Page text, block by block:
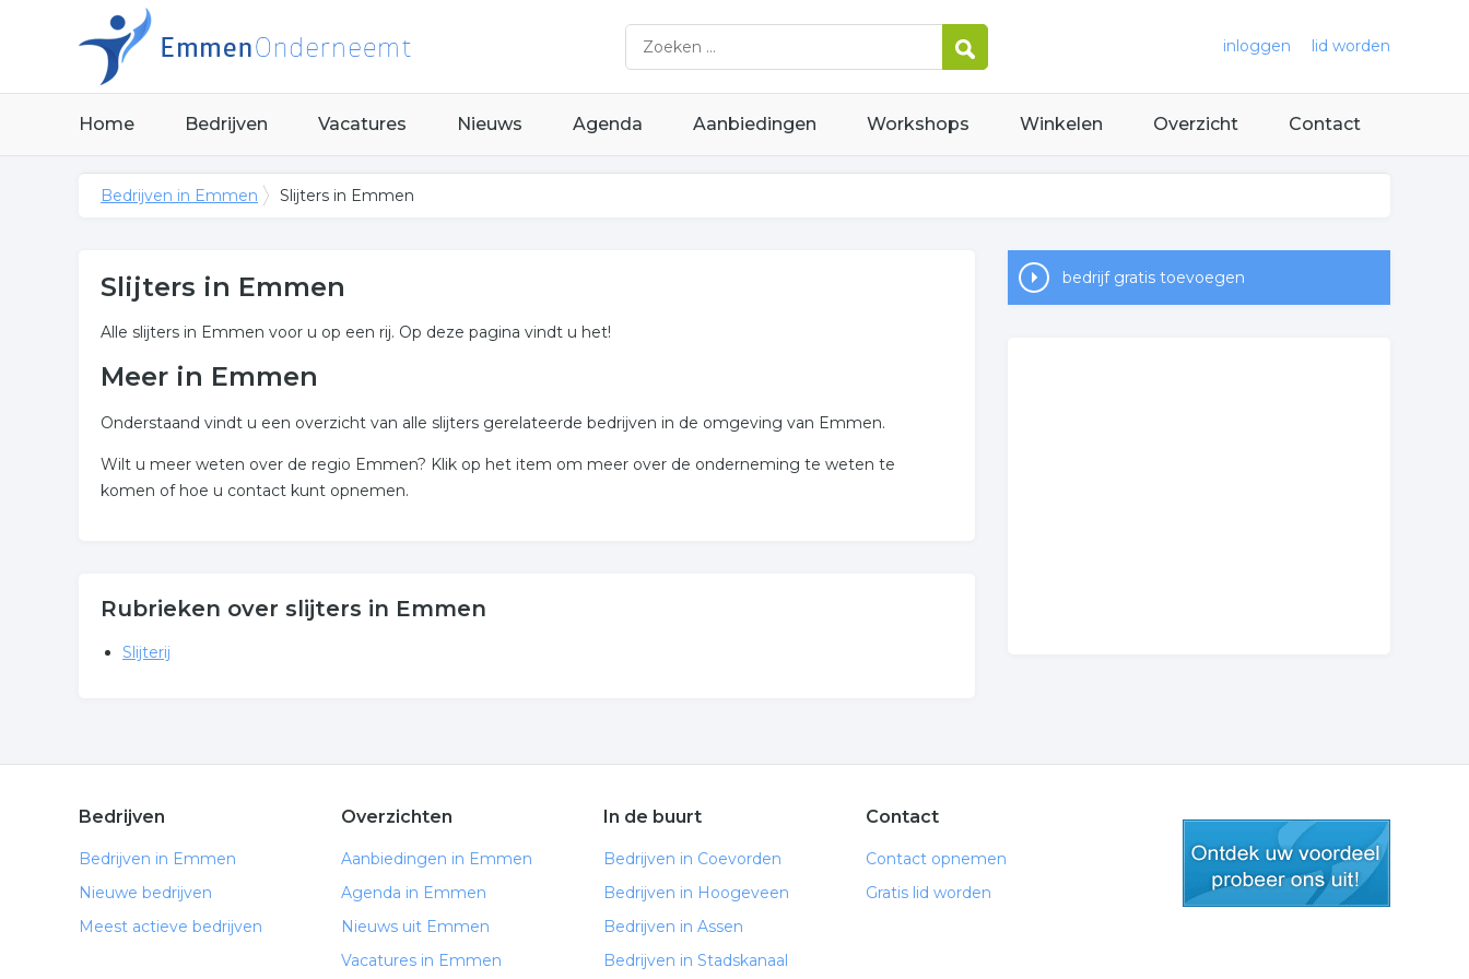
inloggen lid worden
Home Bedrijven Vacatures Nieuws Agenda Aanbiedingen Workshops Winkelen Overzicht Contact
Bedrijven in Emmen Slijters in Emmen
Slijters in Emmen
Alle slijters in Emmen voor u op een rij. Op deze pagina vindt u het!
Meer in Emmen
Onderstaand vindt u een overzicht van alle slijters gerelateerde bedrijven in de omgeving van Emmen.
Wilt u meer weten over de regio Emmen? Klik op het item om meer over de onderneming te weten te
komen of hoe u contact kunt opnemen.
Rubrieken over slijters in Emmen
Slijterij
bedrijf gratis toevoegen
Bedrijven
Bedrijven in Emmen
Nieuwe bedrijven
Meest actieve bedrijven
Overzichten
Aanbiedingen in Emmen
Agenda in Emmen
Nieuws uit Emmen
Vacatures in Emmen
In de buurt
Bedrijven in Coevorden
Bedrijven in Hoogeveen
Bedrijven in Assen
Bedrijven in Stadskanaal
Contact
Contact opnemen
Gratis lid worden